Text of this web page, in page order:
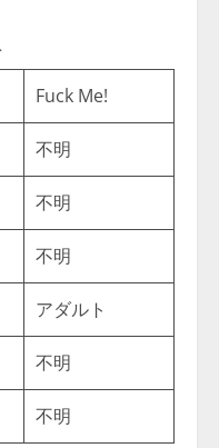
Fuck Me!
不明
不明
不明
アダルト
不明
不明